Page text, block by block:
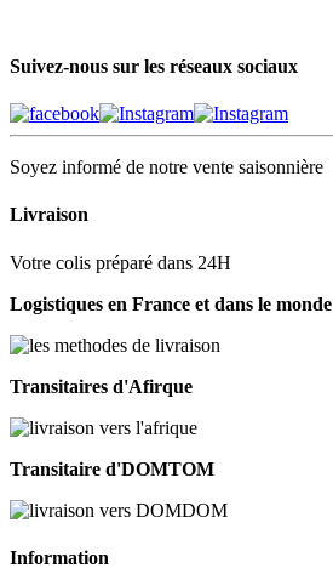
Suivez-nous sur les réseaux sociaux
Soyez informé de notre vente saisonnière
Livraison
Votre colis préparé dans 24H
Logistiques en France et dans le monde
Transitaires d'Afirque
Transitaire d'DOMTOM
Information